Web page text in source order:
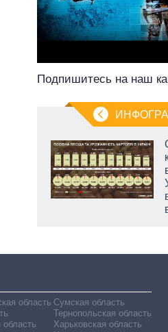
Подпишитесь на наш
область
область
Сумская область
Тернопольская область
Харьковская область